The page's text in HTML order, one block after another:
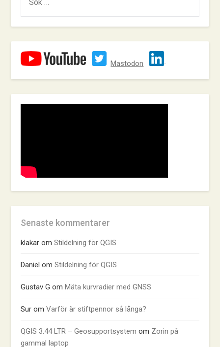
EFTER:
Mastodon
Senaste kommentarer
klakar omStildelning för QGIS
Daniel omStildelning för QGIS
Gustav G omMäta kurvradier med GNSS
Sur omVarför är stiftpennor så långa?
QGIS 3.44 LTR – Geosupportsystem om Zorin på
gammal laptop